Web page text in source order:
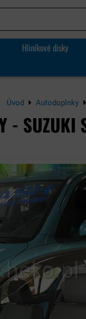
Hliníkové disky
Úvod Autodoplnky
-